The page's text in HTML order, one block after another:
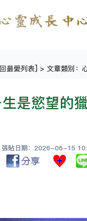
最愛列表] > 文章類別：
是慾望的
張貼日期：2026-06-15